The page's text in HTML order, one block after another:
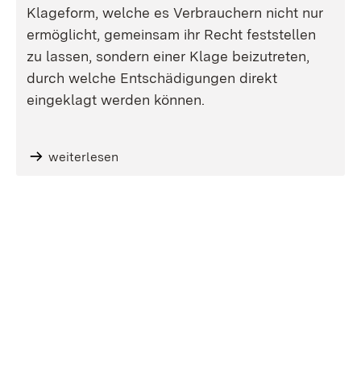
Klageform, welche es Verbrauchern nicht nur
ermöglicht, gemeinsam ihr Recht feststellen
zu lassen, sondern einer Klage beizutreten,
durch welche Entschädigungen direkt
eingeklagt werden können.
weiterlesen